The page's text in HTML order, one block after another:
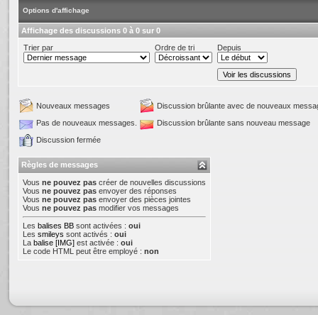
Options d'affichage
Affichage des discussions 0 à 0 sur 0
Trier par
Ordre de tri Depuis
Nouveaux messages
Discussion brûlante avec de nouveaux
Pas de nouveaux messages.
Discussion brûlante sans nouveau message
Discussion fermée
Règles de messages
Vous ne pouvez pas créer de nouvelles discussions
Vous ne pouvez pas envoyer des réponses
Vous ne pouvez pas envoyer des pièces jointes
Vous ne pouvez pas modifier vos messages
Les balises BB sont activées : oui
Les smileys sont activés : oui
La balise [IMG] est activée : oui
Le code HTML peut être employé : non